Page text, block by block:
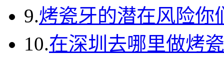
9.烤瓷牙的潜在风险你
10.在深圳去哪里做烤